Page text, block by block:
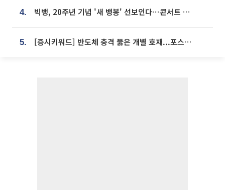
4. 빅뱅, 20주년 기념 '새 뱅봉' 선보인다⋯콘서트 앞두고 팝업 개최
5. [증시키워드] 반도체 충격 뚫은 개별 호재...포스코퓨처엠·에코프로·한화솔루션 '눈길'